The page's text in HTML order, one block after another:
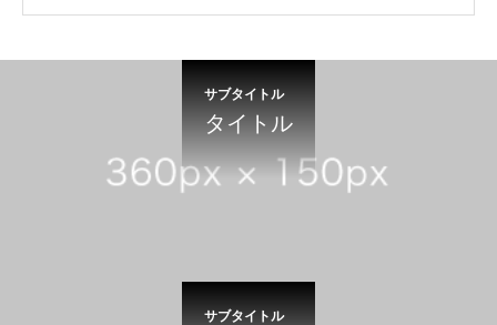
サブタイトル
タイトル
サブタイトル